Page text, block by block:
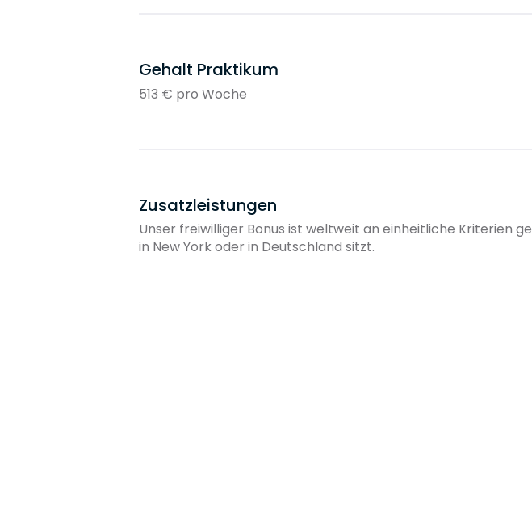
Gehalt Praktikum
513 € pro Woche
Zusatzleistungen
Unser freiwilliger Bonus ist weltweit an einheitliche Kriterien
in New York oder in Deutschland sitzt.